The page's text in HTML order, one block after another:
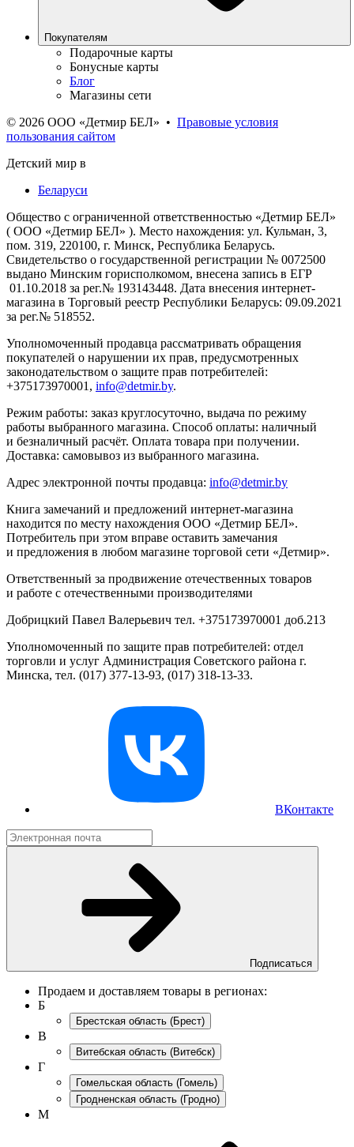
Покупателям
Подарочные карты
Бонусные карты
Блог
Магазины сети
© 2026 ООО «Детмир БЕЛ» • Правовые условия
пользования сайтом
Детский мир в
Беларуси
Общество с ограниченной ответственностью «Детмир БЕЛ»
( ООО «Детмир БЕЛ» ). Место нахождения: ул. Кульман, 3,
пом. 319, 220100, г. Минск, Республика Беларусь.
Свидетельство о государственной регистрации № 0072500
выдано Минским горисполкомом, внесена запись в ЕГР
01.10.2018 за рег.№ 193143448. Дата внесения интернет-
магазина в Торговый реестр Республики Беларусь: 09.09.2021
за рег.№ 518552.
Уполномоченный продавца рассматривать обращения
покупателей о нарушении их прав, предусмотренных
законодательством о защите прав потребителей:
+375173970001, info@detmir.by.
Режим работы: заказ круглосуточно, выдача по режиму
работы выбранного магазина. Способ оплаты: наличный
и безналичный расчёт. Оплата товара при получении.
Доставка: самовывоз из выбранного магазина.
Адрес электронной почты продавца: info@detmir.by
Книга замечаний и предложений интернет-магазина
находится по месту нахождения ООО «Детмир БЕЛ».
Потребитель при этом вправе оставить замечания
и предложения в любом магазине торговой сети «Детмир».
Ответственный за продвижение отечественных товаров
и работе с отечественными производителями
Добрицкий Павел Валерьевич тел. +375173970001 доб.213
Уполномоченный по защите прав потребителей: отдел
торговли и услуг Администрация Советского района г.
Минска, тел. (017) 377-13-93, (017) 318-13-33.
ВКонтакте
Подписаться
Продаем и доставляем товары в регионах:
Б
Брестская область (Брест)
В
Витебская область (Витебск)
Г
Гомельская область (Гомель)
Гродненская область (Гродно)
М